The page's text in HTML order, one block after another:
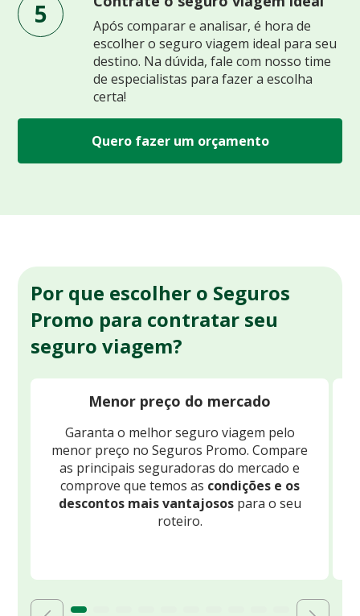
5
Após comparar e analisar, é hora de
escolher o seguro viagem ideal para seu
destino. Na dúvida, fale com nosso time
de especialistas para fazer a escolha
certa!
Quero fazer um orçamento
Por que escolher o Seguros
Promo para contratar seu
seguro viagem?
Menor preço do mercado
Garanta o melhor seguro viagem pelo
menor preço no Seguros Promo. Compare
as principais seguradoras do mercado e
comprove que temos as condições e os
descontos mais vantajosospara o seu
roteiro.